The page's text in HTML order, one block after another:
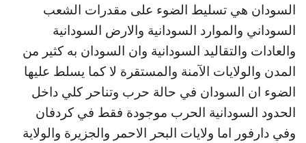
السودان هي تسليط الضوء على مقدرات الشعب
السوداني والموارد السودانية والارض السودانية
والعادات والتقاليد السودانية وان السودان به كثير من
المدن والولايات الآمنة والمستقرة لا كما يسلط عليها
الضوء ان السودان في حالة حرب وتناحر كلي داخل
الحدود السودانية الحرب موجودة فقط في كردفان
وفي دارفور اما ولايات البحر الاحمر والجزيرة والولاية